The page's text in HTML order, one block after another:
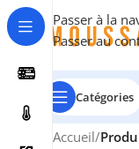
Passer à la
Passer au
Catégories
Accueil/